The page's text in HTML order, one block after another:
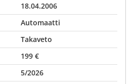
18.04.2006
Automaatti
Takaveto
199 €
5/2026